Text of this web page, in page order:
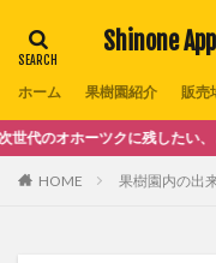
Shinone
ホーム 果樹園紹介 販売
ツクに残したい、との思いで
HOME 果樹園内の出